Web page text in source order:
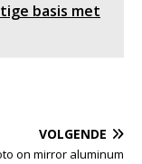
basis met
VOLGENDE
on mirror aluminum